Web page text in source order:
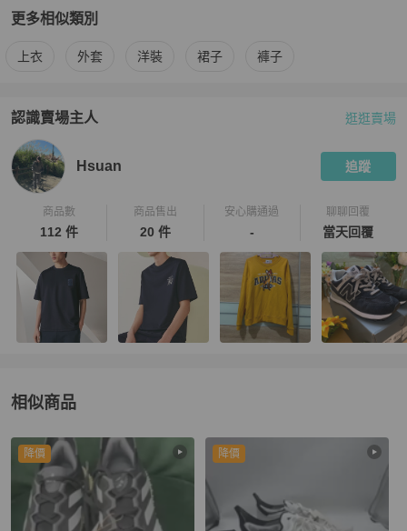
更多相似類別
更多 adidas 女裝相似商品推薦
上衣 外套 洋裝 裙子 褲子
認識賣場主人
PopChill 拍拍圈嚴選賣家
逛逛賣場
Hsuan 追蹤
商品數
112 件
商品售出
20 件
安心購通過
-
聊聊回覆
當天回覆
相似商品
更多相似adidas女裝推薦精品
降價 降價